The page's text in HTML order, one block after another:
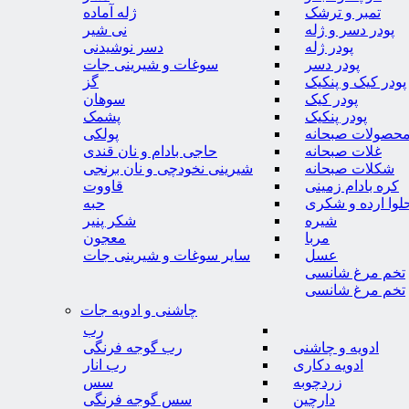
تمبر و ترشک
پودر دسر و ژله
پودر ژله
پودر دسر
پودر کیک و پنکیک
پودر کیک
پودر پنکیک
صبحانه
غلات صبحانه
شکلات صبحانه
کره بادام زمینی
ارده و شکری
شیره
مربا
عسل
تخم مرغ شانسی
تخم مرغ شانسی
ژله آماده
نی شیر
دسر نوشیدنی
سوغات و شیرینی جات
گز
سوهان
پشمک
پولکی
حاجی بادام و نان قندی
شیرینی نخودچی و نان برنجی
قاووت
حبه
شکر پنیر
معجون
سایر سوغات و شیرینی جات
چاشنی و ادویه جات
ادویه و چاشنی
ادویه دکاری
زردچوبه
دارچین
رب
رب گوجه فرنگی
رب انار
سس
سس گوجه فرنگی